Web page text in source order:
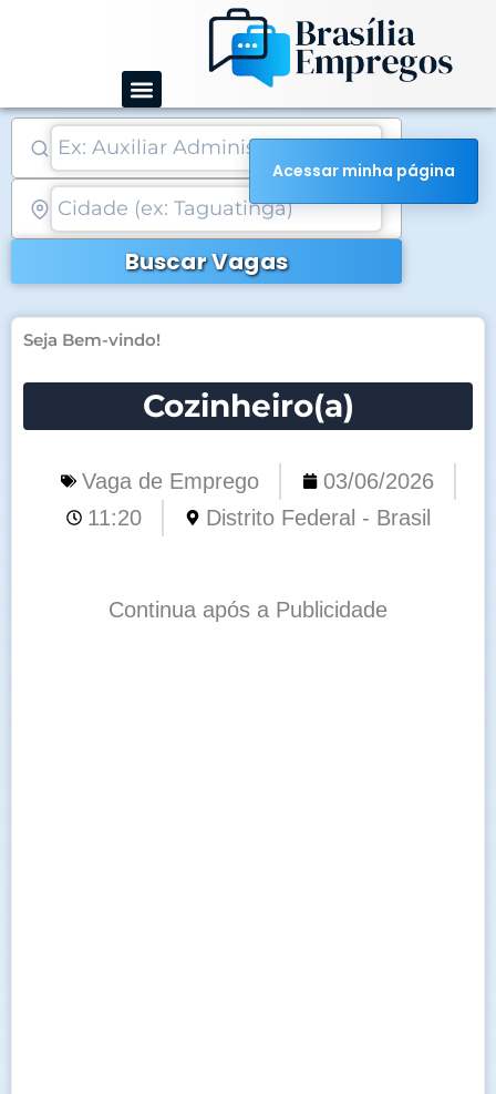
conteúdo
Buscar Vagas
Seja Bem-vindo!
Cozinheiro(a)
Vaga de Emprego
03/06/2026
11:20
Distrito Federal - Brasil
Continua após a Publicidade
Acessar minha página